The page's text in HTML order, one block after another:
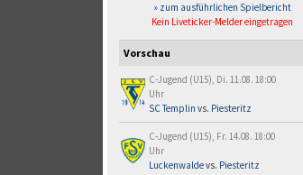
» zum ausführlichen Spielbericht
Kein Liveticker-Melder eingetragen
Vorschau
C-Jugend (U15), Di. 11.08. 18:00
Uhr
SC Templin vs. Piesteritz
C-Jugend (U15), Fr. 14.08. 18:00
Uhr
Luckenwaldevs. Piesteritz